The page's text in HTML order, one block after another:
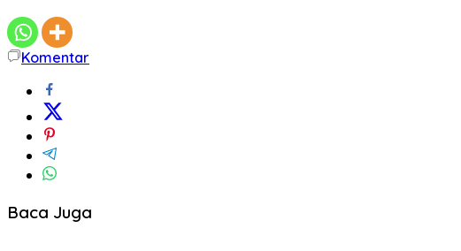
Komentar
Baca Juga